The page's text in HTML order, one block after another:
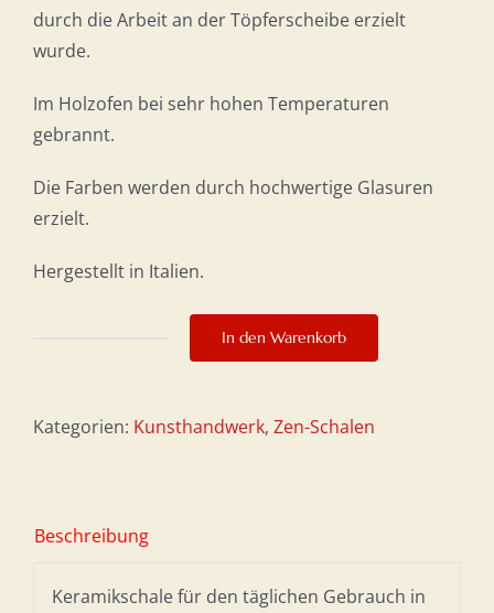
durch die Arbeit an der Töpferscheibe erzielt
wurde.
Im Holzofen bei sehr hohen Temperaturen
gebrannt.
Die Farben werden durch hochwertige Glasuren
erzielt.
Hergestellt in Italien.
dunklem
In den Warenkorb
Kategorien: Kunsthandwerk, Zen-Schalen
Beschreibung
Keramikschale für den täglichen Gebrauch in